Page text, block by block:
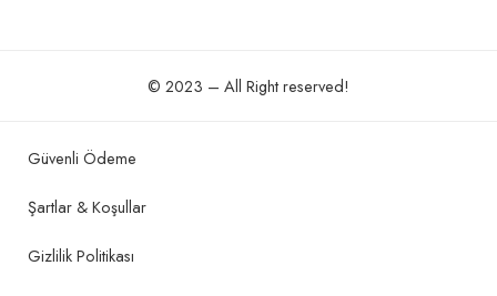
© 2023 – All Right reserved!
Güvenli Ödeme
Şartlar & Koşullar
Gizlilik Politikası